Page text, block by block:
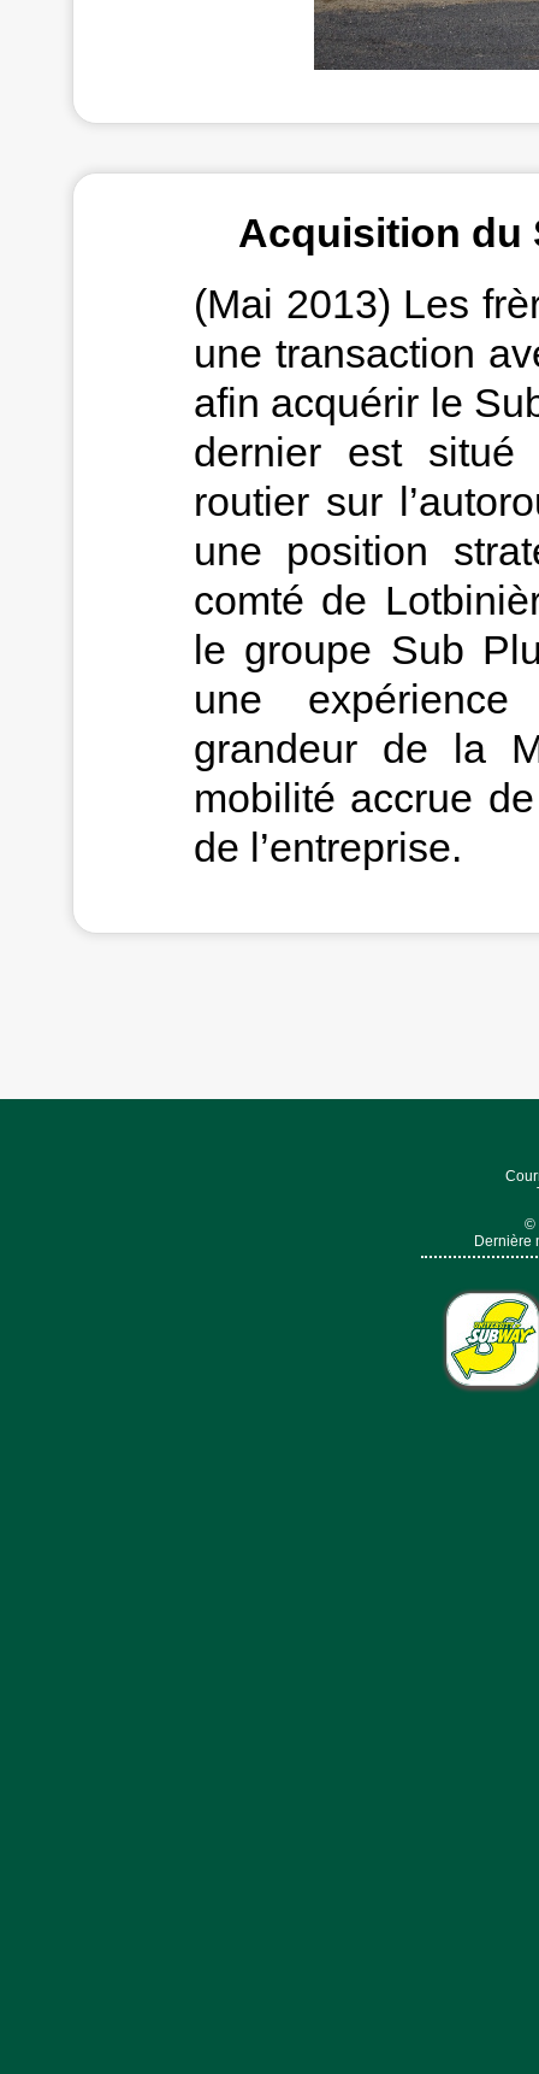
Acquisition du
(Mai 2013) Les
une transaction
afin acquérir le
dernier est situé
routier sur
une position
comté de
le groupe Sub
une
grandeur de la
mobilité accrue
de l’entreprise.
©
Dernière